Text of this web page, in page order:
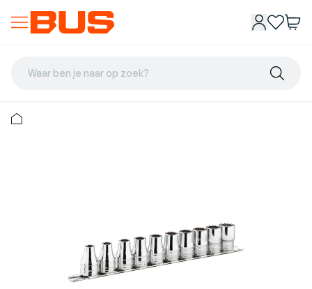
Waar ben je naar op zoek?